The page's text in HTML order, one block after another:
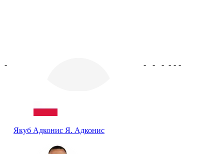
-
Якуб Адконис Я. Адконис
- - - - - -